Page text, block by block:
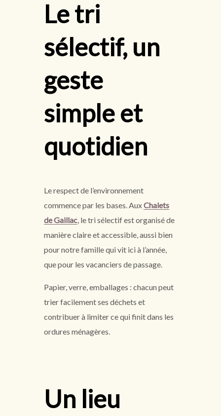
Le tri
sélectif, un
geste
simple et
quotidien
Le respect de l’environnement
commence par les bases. AuxChalets
de Gaillac, le tri sélectif est organisé de
manière claire et accessible, aussi bien
pour notre famille qui vit ici à l’année,
que pour les vacanciers de passage.
Papier, verre, emballages : chacun peut
trier facilement ses déchets et
contribuer à limiter ce qui finit dans les
ordures ménagères.
Un lieu